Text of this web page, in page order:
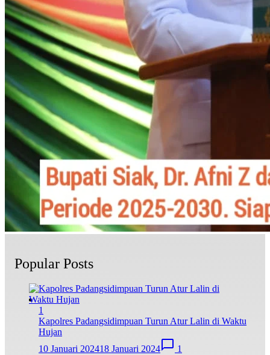
Popular Posts
1
Kapolres Padangsidimpuan Turun Atur Lalin di Waktu
Hujan
10 Januari 202418 Januari 2024 1